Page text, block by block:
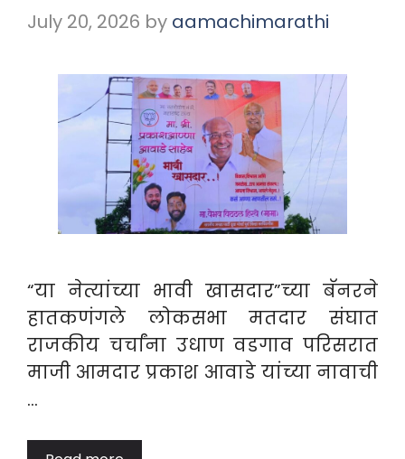
July 20, 2026 by aamachimarathi
“या नेत्यांच्या भावी खासदार”च्या बॅनरने
हातकणंगले लोकसभा मतदार संघात
राजकीय चर्चांना उधाण वडगाव परिसरात
माजी आमदार प्रकाश आवाडे यांच्या नावाची
…